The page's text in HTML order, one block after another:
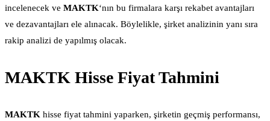
incelenecek ve MAKTK‘nın bu firmalara karşı rekabet avantajları
ve dezavantajları ele alınacak. Böylelikle, şirket analizinin yanı sıra
rakip analizi de yapılmış olacak.
MAKTK Hisse Fiyat Tahmini
MAKTK hisse fiyat tahmini yaparken, şirketin geçmiş performansı,